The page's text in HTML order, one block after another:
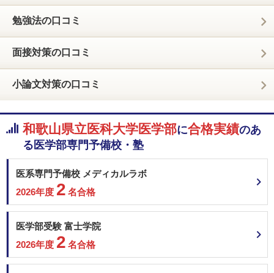
勉強法の口コミ
面接対策の口コミ
小論文対策の口コミ
和歌山県立医科大学医学部に合格実績のあ
る 医学部専門予備校・塾
医系専門予備校 メディカルラボ
2026年度 2 名合格
医学部受験 富士学院
2026年度 2 名合格